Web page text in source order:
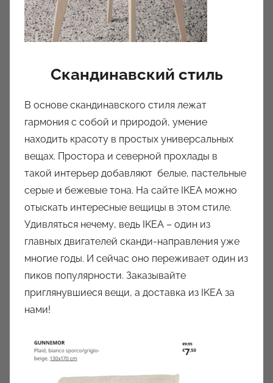
Скандинавский стиль
В основе скандинавского стиля лежат
гармония с собой и природой, умение
находить красоту в простых универсальных
вещах. Простора и северной прохлады в
такой интерьер добавляют белые, пастельные
серые и бежевые тона. На сайте IKEA можно
отыскать интересные вещицы в этом стиле.
Удивляться нечему, ведь IKEA – один из
главных двигателей сканди-направления уже
многие годы. И сейчас оно переживает один из
пиков популярности. Заказывайте
приглянувшиеся вещи, а доставка из IKEA за
нами!